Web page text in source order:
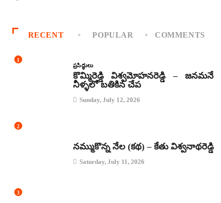
RECENT POPULAR COMMENTS
1
ప్రసిద్ధులు
కొమ్మిరెడ్డి విశ్వమోహనరెడ్డి – జనమనే
నీళ్ళలో బతికిన చేప
Sunday, July 12, 2026
2
నమ్ముకొన్న నేల (కథ) – కేతు విశ్వనాథరెడ్డి
Saturday, July 11, 2026
3